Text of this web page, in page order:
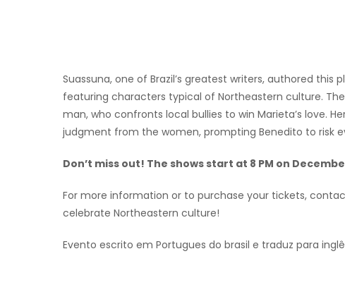
Suassuna, one of Brazil’s greatest writers, authored this
featuring characters typical of Northeastern culture.
man, who confronts local bullies to win Marieta’s love.
judgment from the women, prompting Benedito to risk
Don’t miss out! The shows start at 8 PM on
For more information or to purchase your tickets,
celebrate Northeastern culture!
Evento escrito em Portugues do brasil e traduz para